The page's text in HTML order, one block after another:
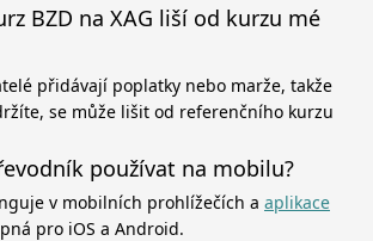
BZD na XAG liší od kurzu mé
přidávají poplatky nebo marže, takže
se může lišit od referenčního kurzu
používat na mobilu?
v mobilních prohlížečích a aplikace
pro iOS a Android.